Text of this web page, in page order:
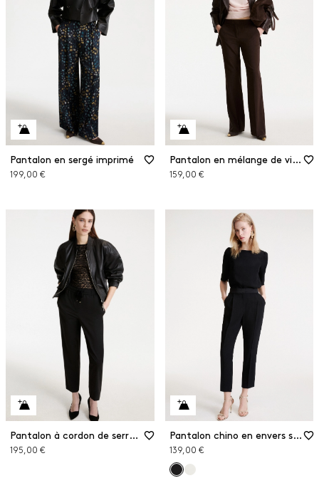
Pantalon en sergé imprimé
199,00 €
Pantalon en mélange de viscose stretch
159,00 €
Pantalon à cordon de serrage
195,00 €
Pantalon chino en envers satin
139,00 €